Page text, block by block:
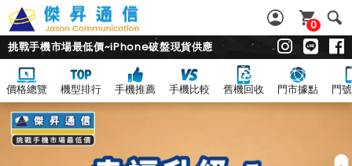
0
挑戰手機市場最低價~iPhone破盤現貨供應
價格總覽 機型排行 手機推薦 手機比較 舊機回收 門市據點 門